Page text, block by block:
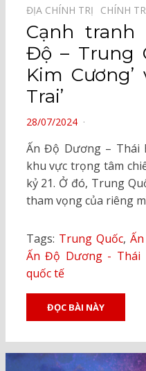
ĐỊA CHÍNH TRỊ⠀ CHÍNH
Cạnh
Độ – Trung
Kim Cương’
Trai’
POSTED
28/07/2024
Ấn Độ Dương – Thái
khu vực trọng tâm
kỷ 21. Ở đó, Trung
tham vọng của riêng
Tags: Trung Quốc,
Ấn Độ Dương - Thái
quốc tế
ĐỌC BÀI NÀY